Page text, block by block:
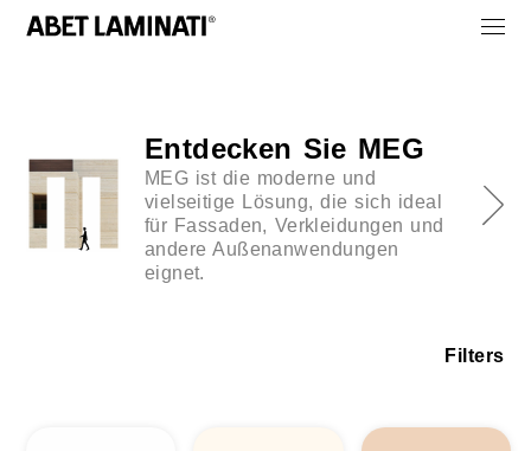
Entdecken Sie MEG
MEG ist die moderne und
vielseitige Lösung, die sich ideal
für Fassaden, Verkleidungen und
andere Außenanwendungen
eignet.
Filters